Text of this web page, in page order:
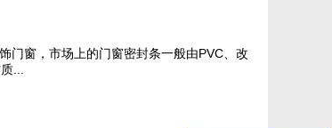
门窗，市场上的门窗密封条一般由PVC、改
...